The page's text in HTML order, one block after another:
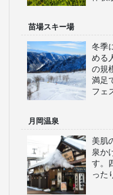
苗場スキー場
冬季
める
の規
満足
フェ
月岡温泉
美肌
泉か
す。
った